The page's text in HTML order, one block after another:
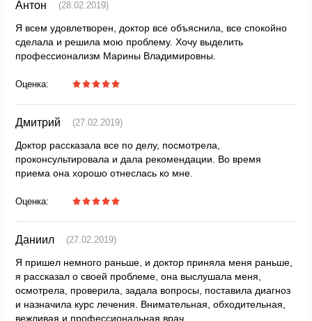
Антон (28.02.2019)
Я всем удовлетворен, доктор все объяснила, все спокойно
сделала и решила мою проблему. Хочу выделить
профессионализм Марины Владимировны.
Оценка:
Дмитрий (27.02.2019)
Доктор рассказала все по делу, посмотрела,
проконсультировала и дала рекомендации. Во время
приема она хорошо отнеслась ко мне.
Оценка:
Даниил (27.02.2019)
Я пришел немного раньше, и доктор приняла меня раньше,
я рассказал о своей проблеме, она выслушала меня,
осмотрела, проверила, задала вопросы, поставила диагноз
и назначила курс лечения. Внимательная, обходительная,
вежливая и профессиональная врач.